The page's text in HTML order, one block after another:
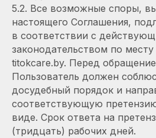
5.2. Все возможные споры,
настоящего Соглашения,
в соответствии с
законодательством по
titokcare.by. Перед
Пользователь должен
досудебный порядок и
соответствующую
виде. Срок ответа на
(тридцать) рабочих дней.